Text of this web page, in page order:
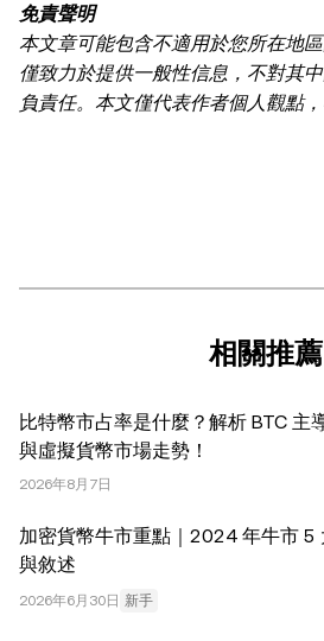
免責聲明
本文章可能包含不適用於您所在地
僅致力於提供一般性信息，不對其
負責任。本文僅代表作者個人觀點
本文無意提供以下任何建議，包括
(包括穩定幣) 涉及高風險，可能會
價值。您應根據自己的財務狀況仔
產是否適合您。有關您具體情況的
計信息，如果有) 僅供一般參考之用
數據和圖表時已採取了所有合理的
OKX。本文可以全文複製或分發，
或更少的摘錄，前提是此類使用是非
任何複製或分發亦必須突出說明：“
OKX，經許可使用。”允許的摘錄
出處，例如“文章名稱，[作者姓名 (
OKX”。部分內容可能由人工智能（
成。不允許對本文進行衍生作品或其
相關推薦
比特幣市占率是什麼？解析 BTC 主
與虛擬貨幣市場走勢！
2026年8月7日
加密貨幣牛市重點｜2024 年牛市 5
與敘述
2026年6月30日 新手